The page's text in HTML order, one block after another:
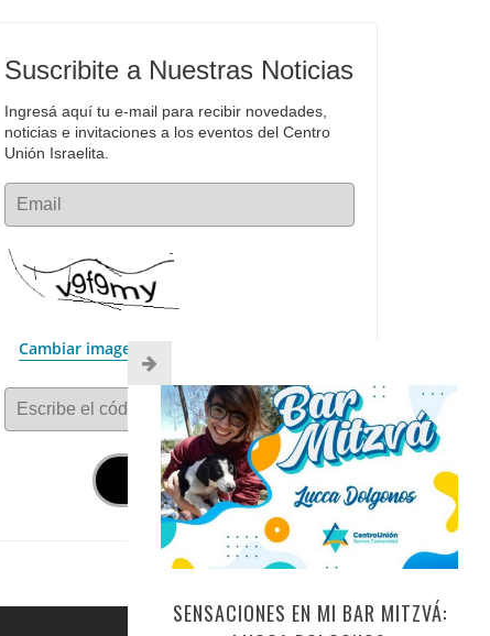
Suscribite a Nuestras Noticias
Ingresá aquí tu e-mail para recibir novedades,
noticias e invitaciones a los eventos del Centro
Unión Israelita.
Email
Cambiar imagen
Escribe el código
SENSACIONES EN MI BAR MITZVÁ: